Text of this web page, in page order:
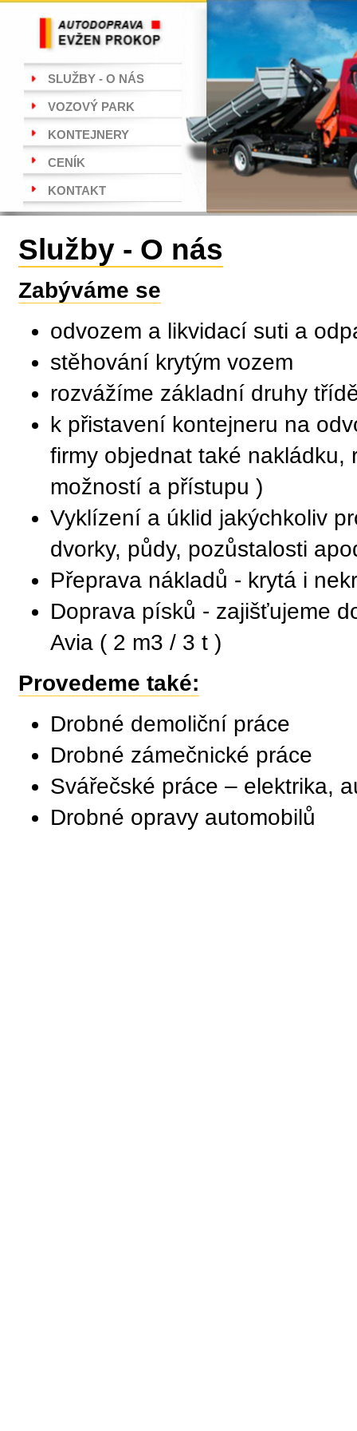
SLUŽBY - O NÁS
VOZOVÝ PARK
KONTEJNERY
CENÍK
KONTAKT
Služby - O nás
Zabýváme se
odvozem a likvidací suti a
stěhování krytým vozem
rozvážíme základní druhy
k přistavení kontejneru na
firmy objednat také nakládku,
možností a přístupu )
Vyklízení a úklid jakýchkoliv
dvorky, půdy, pozůstalosti
Přeprava nákladů - krytá i
Doprava písků - zajišťujeme
Avia ( 2 m3 / 3 t )
Provedeme také:
Drobné demoliční práce
Drobné zámečnické práce
Svářečské práce – elektrika,
Drobné opravy automobilů